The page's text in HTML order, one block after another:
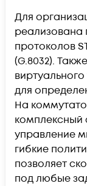
Для
реализована
протоколов
(G.8032).
для
На
комплексный
управление
гибкие
позволяет
под любые